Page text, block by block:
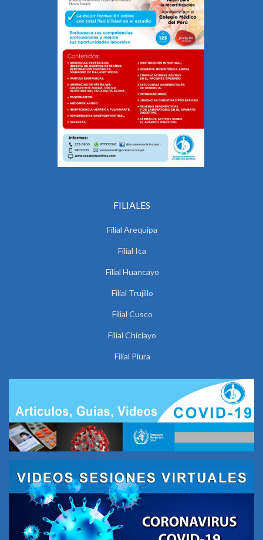
FILIALES
Filial Arequipa
Filial Ica
Filial Huancayo
Filial Trujillo
Filial Cusco
Filial Chiclayo
Filial Piura